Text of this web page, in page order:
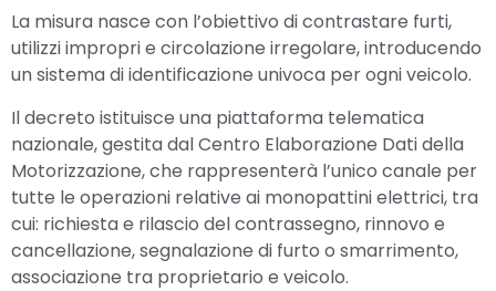
La misura nasce con l’obiettivo di contrastare furti,
utilizzi impropri e circolazione irregolare, introducendo
un sistema di identificazione univoca per ogni veicolo.
Il decreto istituisce una piattaforma telematica
nazionale, gestita dal Centro Elaborazione Dati della
Motorizzazione, che rappresenterà l’unico canale per
tutte le operazioni relative ai monopattini elettrici, tra
cui: richiesta e rilascio del contrassegno, rinnovo e
cancellazione, segnalazione di furto o smarrimento,
associazione tra proprietario e veicolo.